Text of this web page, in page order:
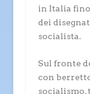
in Italia fino
dei
socialista.
Sul fronte
con
socialismo,